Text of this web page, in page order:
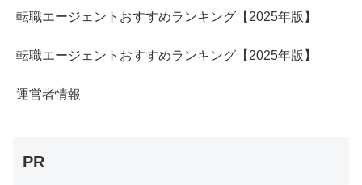
転職エージェントおすすめランキング【2025年版】
転職エージェントおすすめランキング【2025年版】
運営者情報
PR